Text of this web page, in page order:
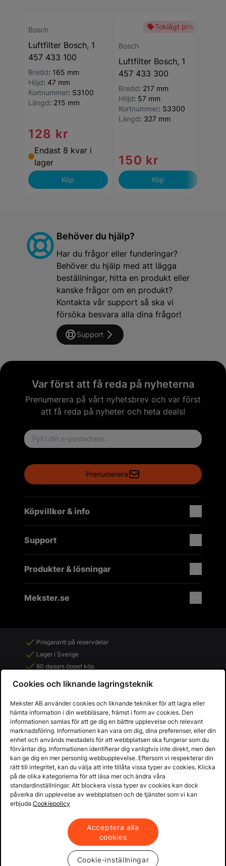
Bosch
Luftfilter Bosch, 1
457 433 100
Bredd: 165 mm
Höjd: 47 mm
Kortnummer: S3100
Längd: 215 mm
128 kr
Endast 8 kvar i
lager
Köp
Toklågt pris
Bosch
Luftfilter Bosch, 1
457 433 300
Bredd: 217 mm
Höjd: 57 mm
Kortnummer: S3300
Längd: 327 mm
150 kr
Köp
Behöver du hjälp?
Har du frågor eller funderingar?
Behöver du hjälp med att lägga
beställningar, hitta en produkt eller
kanske frågor om en produkt?
Kontakta vår support så ska vi
försöka besvara alla dina frågor!
Support
Var först att få reda på nyheterna
Prenumerera på vårt nyhetsbrev och var först
att få reda på nyheter och heta deals!
Email address
Prenumerera
Köpvillkor & info
Support
Produkter & lösningar
Mekster.se
Prisgaranti på reservdelar
Lager i Sverige
60 dagars öppet köp
Fria returer
Copyright © 2013 - 2026 - Mekster AB
KöpvillkorIntegritetspolicy
Cookies och liknande lagringsteknik
Mekster AB använder cookies och liknande tekniker för att lagra eller
hämta information i din webbläsare, främst i form av cookies. Den
informationen samlas för att ge dig en bättre upplevelse och relevant
marknadsföring. Informationen kan vara om dig, dina preferenser, eller din
enhet och används mestadels för att webbplatsen ska fungerar som du
förväntar dig. Informationen identifierar dig vanligtvis inte direkt, men den
kan ge dig en mer personlig webbupplevelse. Eftersom vi respekterar din
rätt till integritet, kan du välja att inte tillåta vissa typer av cookies. Klicka
på de olika kategorierna för att läsa mer och ändra våra
standardinställningar. Att blockera vissa typer av cookies kan dock
påverka din upplevelse av webbplatsen och de tjänster som vi kan
erbjuda.Cookiepolicy
Acceptera alla
cookies
Cookie-inställningar